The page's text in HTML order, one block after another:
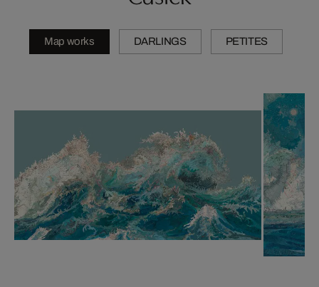
Map works DARLINGS PETITES